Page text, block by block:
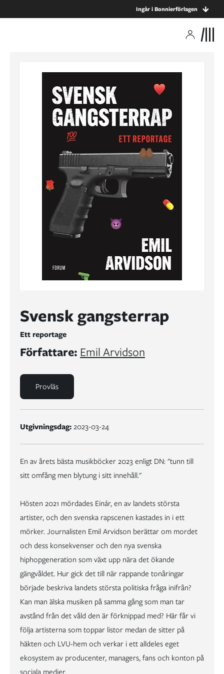
Ingår i Bonnierförlagen
Svensk gangsterrap
Ett reportage
Författare: Emil Arvidson
Provläs
Utgivningsdag:2023-03-24
En av årets bästa musikböcker 2023 enligt DN: "tunn till
sitt omfång men blytung i sitt innehåll."
Hösten 2021 mördades Einár, en av landets största
artister, och den svenska rapscenen kastades in i ett
mörker. Journalisten Emil Arvidson berättar om mordet
och dess konsekvenser och den nya svenska
hiphopgeneration som växt upp nära det ökande
gängvåldet. Hur gick det till när rappande tonåringar
började beskriva landets största politiska fråga inifrån?
Kan man älska musiken på samma gång som man tar
avstånd från det våld den är förknippad med? Här får vi
följa artisterna som toppar listor medan de sitter på
häkten och LVU-hem och verkar i ett alldeles eget
ekosystem av producenter, managers, fans och konton på